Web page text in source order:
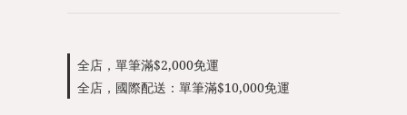
全店，單筆滿$2,000免運
全店，國際配送：單筆滿$10,000免運